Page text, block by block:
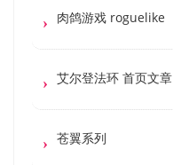
肉鸽游戏 roguelike
艾尔登法环 首页文章
苍翼系列